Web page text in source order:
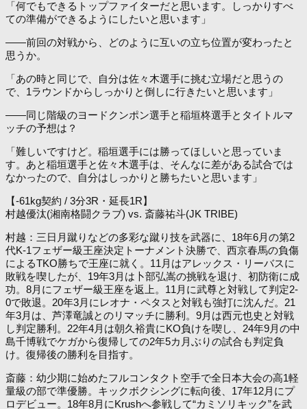
「何でもできるトップファイターだと思います。しっかりすべ
ての準備ができるようにしたいと思います」
――前回の対戦から、どのように互いの立ち位置が変わったと
思うか。
「あの時と同じで、自分は佐々木選手に挑む立場だと思うの
で、1ラウンドからしっかりと倒しに行きたいと思います」
――同じ階級のヨードクンポン選手と稲垣柊選手とタイトルマ
ッチの予想は？
「難しいですけど。稲垣選手には勝ってほしいと思っていま
す。あと稲垣選手と佐々木選手は、そんなに差がある試合では
なかったので、自分はしっかりと勝ちたいと思います」
【-61kg契約 / 3分3R・延長1R】
村越優汰(湘南格闘クラブ) vs. 斎藤祐斗(JK TRIBE)
村越：三日月蹴りなどの多彩な蹴り技を武器に、18年6月の第2
代K-1フェザー級王座決定トーナメント決勝で、西京春馬の負傷
によるTKO勝ちで王座に就く。11月はアレックス・リーバスに
敗戦を喫したが、19年3月は卜部弘嵩の挑戦を退け、初防衛に成
功。8月にフェザー級王座を返上。11月に武尊と対戦して判定2-
0で敗退。20年3月にレオナ・ペタスと対戦も強打に沈んだ。21
年3月は、芦澤竜誠とのリマッチに勝利。9月は西元也史と対戦
し判定勝利。22年4月は朝久裕貴にKO負けを喫し、24年9月の中
島千博戦でケガから復帰しての2年5カ月ぶりの試合も判定負
け。復帰後の勝利を目指す。
斎藤：幼少期に始めたフルコンタクト空手で全日本大会の高1軽
量級の部で準優勝。キックボクシングに転向後、17年12月にプ
ロデビュー。18年8月にKrushへ参戦して“カミソリキック”を武